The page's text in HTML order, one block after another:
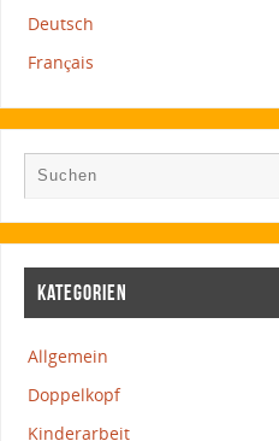
Deutsch
Français
KATEGORIEN
Allgemein
Doppelkopf
Kinderarbeit